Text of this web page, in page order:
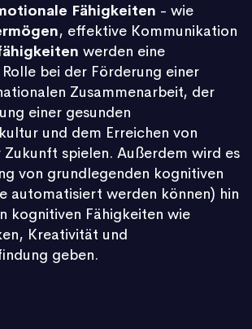
Fähigkeiten - wie
, effektive Kommunikation
werden eine
bei der Förderung einer
Zusammenarbeit, der
einer gesunden
und dem Erreichen von
spielen. Außerdem wird es
von grundlegenden kognitiven
automatisiert werden können) hin
kognitiven Fähigkeiten wie
Kreativität und
geben.